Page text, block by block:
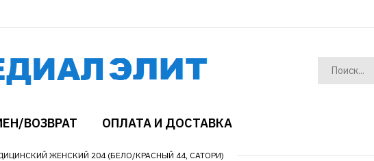
ВОЗВРАТ ОПЛАТА И ДОСТАВКА
ЖЕНСКИЙ 204 (БЕЛО/КРАСНЫЙ 44, САТОРИ)